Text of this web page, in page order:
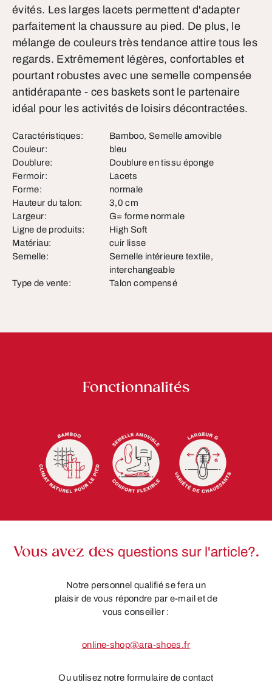
évités. Les larges lacets permettent d'adapter
parfaitement la chaussure au pied. De plus, le
mélange de couleurs très tendance attire tous les
regards. Extrêmement légères, confortables et
pourtant robustes avec une semelle compensée
antidérapante - ces baskets sont le partenaire
idéal pour les activités de loisirs décontractées.
Caractéristiques:
Bamboo, Semelle amovible
Couleur:
bleu
Doublure:
Doublure en tissu éponge
Fermoir:
Lacets
Forme:
normale
Hauteur du talon:
3,0 cm
Largeur:
G= forme normale
Ligne de produits:
High Soft
Matériau:
cuir lisse
Semelle:
Semelle intérieure textile,
interchangeable
Type de vente:
Talon compensé
Fonctionnalités
Vous avez des questions sur l'article?.
Notre personnel qualifié se fera un
plaisir de vous répondre par e-mail et de
vous conseiller :
online-shop@ara-shoes.fr
Ou utilisez notre formulaire de contact